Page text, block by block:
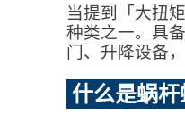
当提到「大扭
种类之一。具
门、升降设备
什么是蜗杆